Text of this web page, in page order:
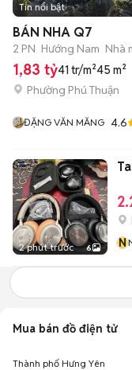
Tin nổi bật
BÁN NHA Q7
2 PN Hướng Nam Nhà
1,83 tỷ41 tr/m²45 m²
Phường Phú Thuận
ĐẶNG VĂN MĂNG 4.6
2 phút trước 6
N
Mua bán đồ điện tử
Thành phố Hưng Yên